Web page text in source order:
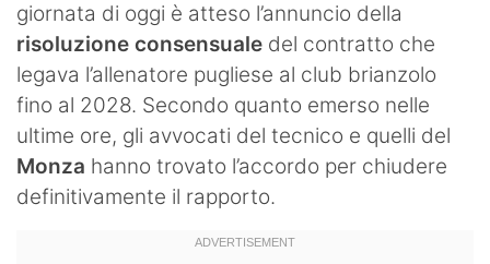
giornata di oggi è atteso l’annuncio della
risoluzione consensuale del contratto che
legava l’allenatore pugliese al club brianzolo
fino al 2028. Secondo quanto emerso nelle
ultime ore, gli avvocati del tecnico e quelli del
Monza hanno trovato l’accordo per chiudere
definitivamente il rapporto.